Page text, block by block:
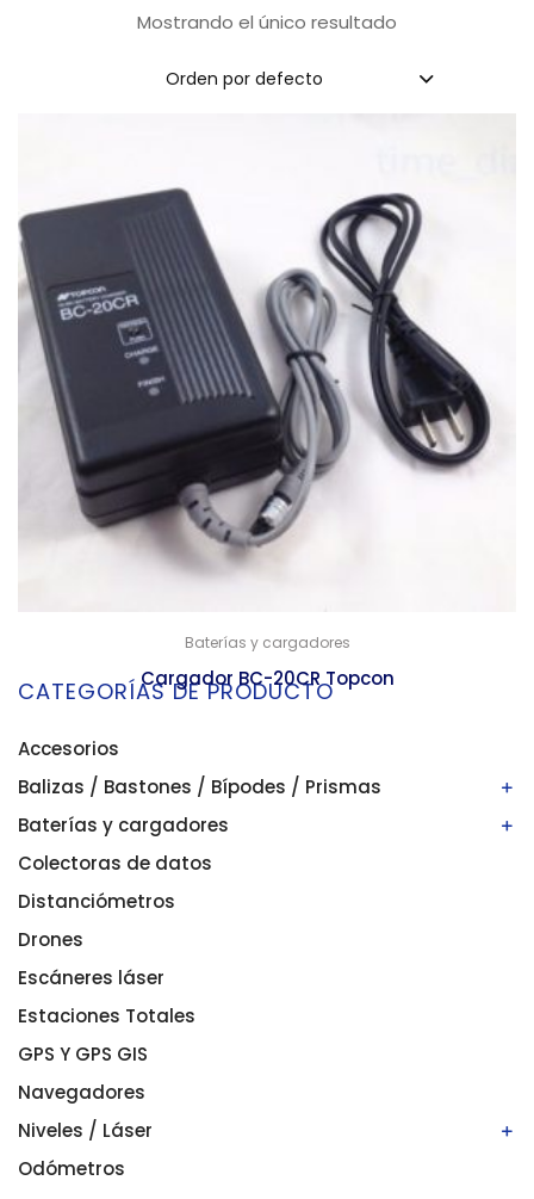
Mostrando el único resultado
Orden por defecto
Baterías y cargadores
Cargador BC-20CR Topcon
CATEGORÍAS DE PRODUCTO
Accesorios
Balizas / Bastones / Bípodes / Prismas
Bastones/balizas
Bípodes
Prismas
Baterías y cargadores
Baterías
Cargadores
Colectoras de datos
Distanciómetros
Drones
Escáneres láser
Estaciones Totales
GPS Y GPS GIS
Navegadores
Niveles / Láser
Niveles automáticos
Odómetros